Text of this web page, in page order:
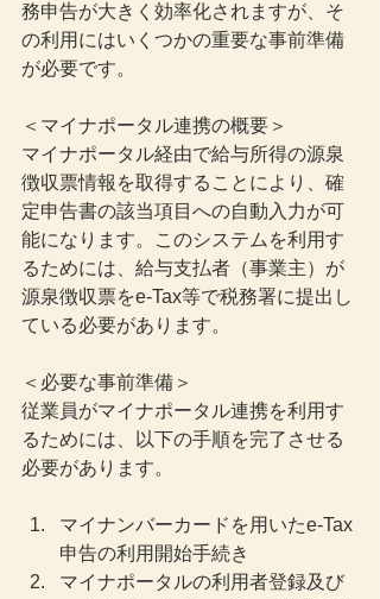
務申告が大きく効率化されますが、そ
の利用にはいくつかの重要な事前準備
が必要です。
＜マイナポータル連携の概要＞
マイナポータル経由で給与所得の源泉
徴収票情報を取得することにより、確
定申告書の該当項目への自動入力が可
能になります。このシステムを利用す
るためには、給与支払者（事業主）が
源泉徴収票をe-Tax等で税務署に提出し
ている必要があります。
＜必要な事前準備＞
従業員がマイナポータル連携を利用す
るためには、以下の手順を完了させる
必要があります。
マイナンバーカードを用いたe-Tax
申告の利用開始手続き
マイナポータルの利用者登録及び